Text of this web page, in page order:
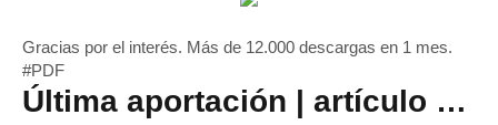
Gracias por el interés. Más de 12.000 descargas en 1 mes.
#PDF
Última aportación | artículo …